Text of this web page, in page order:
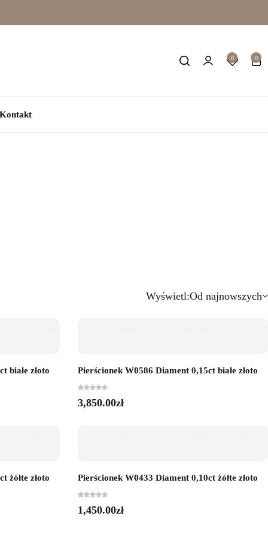
0 0
Wyświetl:Od najnowszych
białe złoto Pierścionek W0586 Diament 0,15ct białe złoto
3,850.00zł
żółte złoto Pierścionek W0433 Diament 0,10ct żółte złoto
1,450.00zł